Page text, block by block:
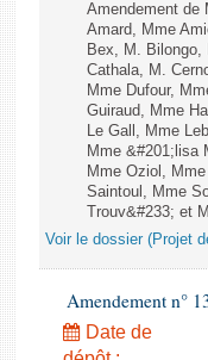
Dossiers législatifs
Budget et sécurité
Questions écrites et
Comptes rendus
Amendement de
Amard, Mme
Bex, M. Bilongo,
Cathala, M.
Mme Dufour,
Guiraud, Mme
Le Gall, Mme
Mme &#201;lisa
Mme Oziol,
Saintoul, Mme
Trouv&#233; et
Voir le dossier (Projet
Amendement n°
Date de